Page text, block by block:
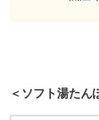
＜ソフト湯たん